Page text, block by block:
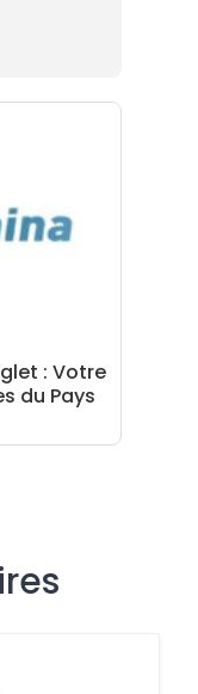
: Votre
du Pays